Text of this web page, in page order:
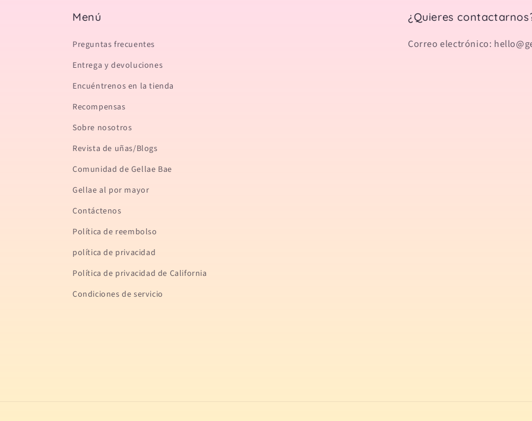
Menú
Preguntas frecuentes
Entrega y devoluciones
Encuéntrenos en la tienda
Recompensas
Sobre nosotros
Revista de uñas/Blogs
Comunidad de Gellae Bae
Gellae al por mayor
Contáctenos
Política de reembolso
política de privacidad
Política de privacidad de California
Condiciones de servicio
¿Quieres
Correo electrónico: